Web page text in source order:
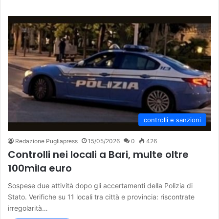
controlli e sanzioni
Redazione Pugliapress 15/05/2026 0 426
Controlli nei locali a Bari, multe oltre
100mila euro
Sospese due attività dopo gli accertamenti della Polizia di
Stato. Verifiche su 11 locali tra città e provincia: riscontrate
irregolarità…